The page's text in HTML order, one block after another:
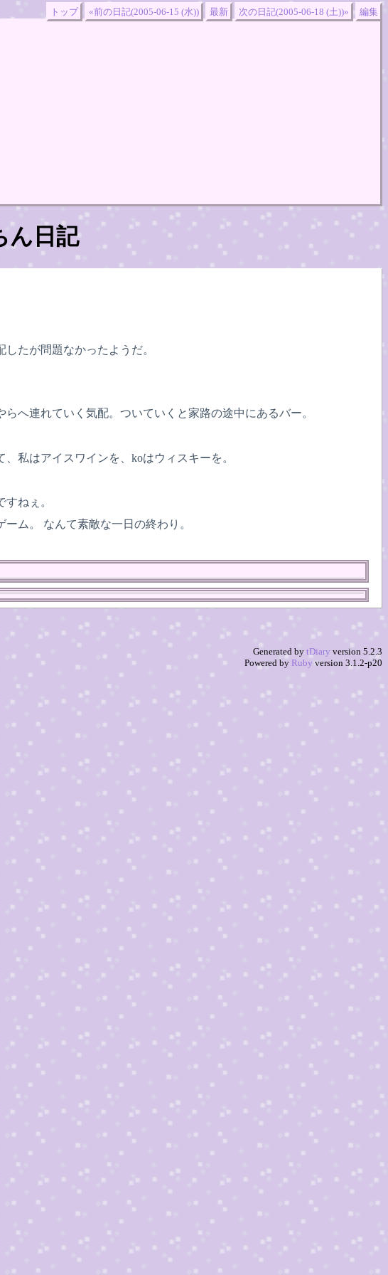
トップ «前の日記(2005-06-15 (水)) 最新 次の日記(2005-06-18 (土))» 編集
ん日記
たが問題なかったようだ。
へ連れていく気配。ついていくと家路の途中にあるバー。
私はアイスワインを、koはウィスキーを。
ねぇ。
ム。 なんて素敵な一日の終わり。
Generated by tDiary version 5.2.3
Powered by Ruby version 3.1.2-p20